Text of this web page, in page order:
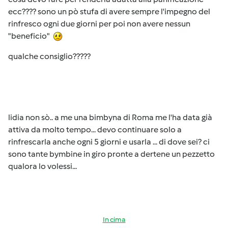
ecc???? sono un pò stufa di avere sempre l'impegno del
rinfresco ogni due giorni per poi non avere nessun
"beneficio"
qualche consiglio?????
lidia non sò.. a me una bimbyna di Roma me l'ha data già
attiva da molto tempo... devo continuare solo a
rinfrescarla anche ogni 5 giorni e usarla ... di dove sei? ci
sono tante bymbine in giro pronte a dertene un pezzetto
qualora lo volessi...
In cima